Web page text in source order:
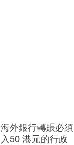
外銀行轉賬必須
50 港元的行政